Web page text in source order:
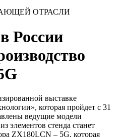
ОТРАСЛИ
России
выставке
которая пройдет с 31
ведущие модели
элементов стенда станет
ZX180LCN – 5G, которая